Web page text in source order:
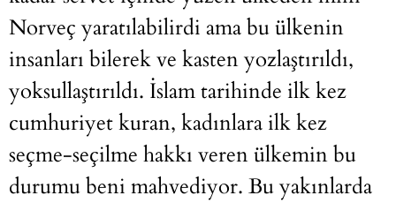
Norveç yaratılabilirdi ama bu ülkenin
insanları bilerek ve kasten yozlaştırıldı,
yoksullaştırıldı. İslam tarihinde ilk kez
cumhuriyet kuran, kadınlara ilk kez
seçme-seçilme hakkı veren ülkemin bu
durumu beni mahvediyor. Bu yakınlarda